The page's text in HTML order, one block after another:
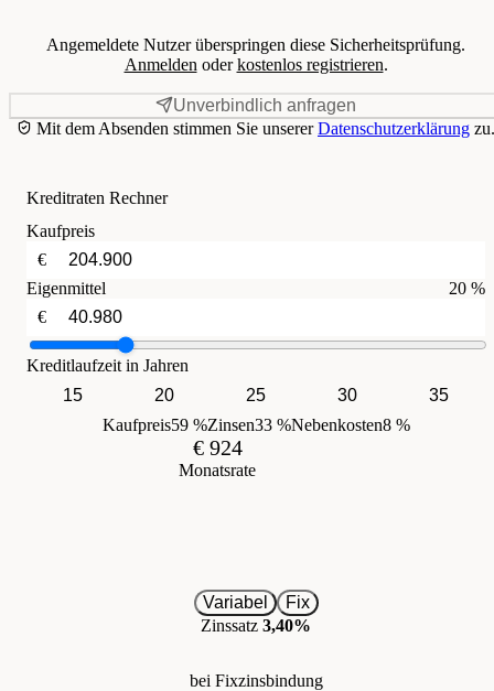
Angemeldete Nutzer überspringen diese Sicherheitsprüfung.
Anmelden oderkostenlos registrieren.
Unverbindlich anfragen
Mit dem Absenden stimmen Sie unsererDatenschutzerklärung zu.
Kreditraten Rechner
Kaufpreis
€
Eigenmittel
20 %
€
Kreditlaufzeit in Jahren
15
20 25 30
35
Kaufpreis59 %Zinsen33 %Nebenkosten8 %
€ 924
Monatsrate
Variabel
Fix
Zinssatz 3,40%
bei Fixzinsbindung